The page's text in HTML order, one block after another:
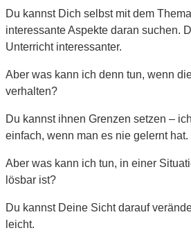
Du kannst Dich selbst mit dem
interessante Aspekte daran suchen.
Unterricht interessanter.
Aber was kann ich denn tun, wenn
verhalten?
Du kannst ihnen Grenzen setzen –
einfach, wenn man es nie gelernt hat.
Aber was kann ich tun, in einer
lösbar ist?
Du kannst Deine Sicht darauf
leicht.